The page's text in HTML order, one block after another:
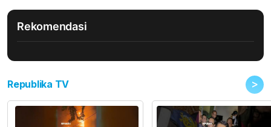
Rekomendasi
Republika TV >